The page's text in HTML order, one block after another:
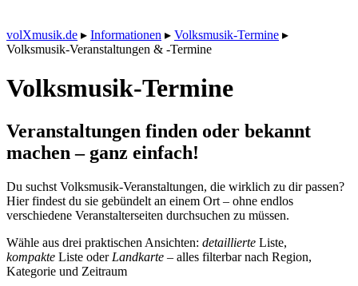
volXmusik.de ▸ Informationen ▸ Volksmusik-Termine ▸
Volksmusik-Veranstaltungen & -Termine
Volksmusik-Termine
Veranstaltungen finden oder bekannt
machen – ganz einfach!
Du suchst Volksmusik-Veranstaltungen, die wirklich zu dir passen?
Hier findest du sie gebündelt an einem Ort – ohne endlos
verschiedene Veranstalterseiten durchsuchen zu müssen.
Wähle aus drei praktischen Ansichten: detaillierte Liste,
kompakte Liste oder Landkarte – alles filterbar nach Region,
Kategorie und Zeitraum